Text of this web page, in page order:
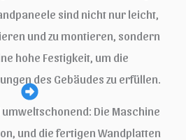
sind nicht nur leicht,
und zu montieren, sondern
hohe Festigkeit, um die
des Gebäudes zu erfüllen.
Die Maschine
und die fertigen Wandplatten